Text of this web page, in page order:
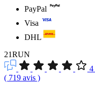
PayPal
Visa
DHL
21RUN
4
( 719 avis )